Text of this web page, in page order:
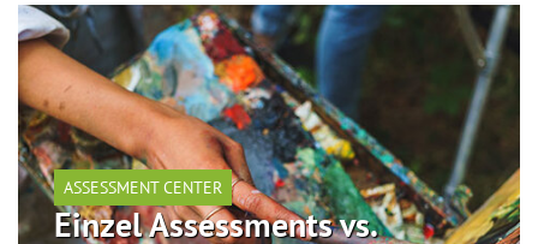
ASSESSMENT CENTER
Einzel Assessments vs.